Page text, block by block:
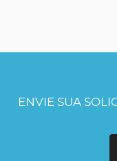
ENVIE SUA